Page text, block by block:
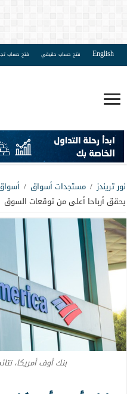
English فتح حساب حقيقي فتح حساب
نور تريندز / مستجدات أسواق /
يحقق أرباحا أعلى من توقعات السوق
بنك أوف أمريكا،